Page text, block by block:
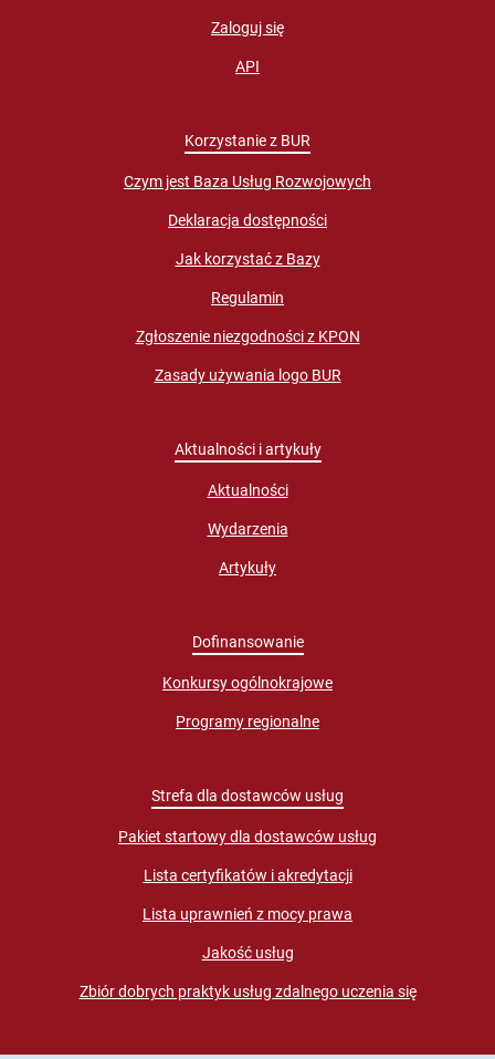
Zaloguj się
API
Korzystanie z BUR
Czym jest Baza Usług Rozwojowych
Deklaracja dostępności
Jak korzystać z Bazy
Regulamin
Zgłoszenie niezgodności z KPON
Zasady używania logo BUR
Aktualności i artykuły
Aktualności
Wydarzenia
Artykuły
Dofinansowanie
Konkursy ogólnokrajowe
Programy regionalne
Strefa dla dostawców usług
Pakiet startowy dla dostawców usług
Lista certyfikatów i akredytacji
Lista uprawnień z mocy prawa
Jakość usług
Zbiór dobrych praktyk usług zdalnego uczenia się